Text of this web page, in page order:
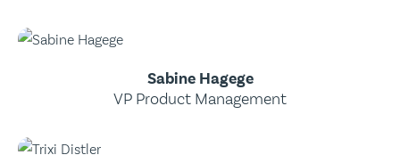
Sabine Hagege
VP Product Management